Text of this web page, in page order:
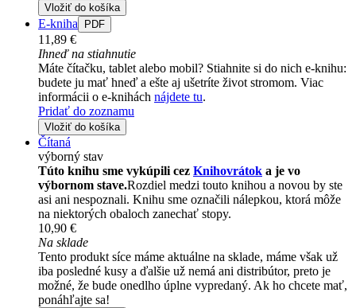
Vložiť do košíka
E-kniha PDF
11,89 €
Ihneď na stiahnutie
Máte čítačku, tablet alebo mobil? Stiahnite si do nich e-knihu:
budete ju mať hneď a ešte aj ušetríte život stromom. Viac
informácii o e-knihách nájdete tu.
Pridať do zoznamu
Vložiť do košíka
Čítaná
výborný stav
Túto knihu sme vykúpili cez Knihovrátok a je vo
výbornom stave.Rozdiel medzi touto knihou a novou by ste
asi ani nespoznali. Knihu sme označili nálepkou, ktorá môže
na niektorých obaloch zanechať stopy.
10,90 €
Na sklade
Tento produkt síce máme aktuálne na sklade, máme však už
iba posledné kusy a ďalšie už nemá ani distribútor, preto je
možné, že bude onedlho úplne vypredaný. Ak ho chcete mať,
ponáhľajte sa!